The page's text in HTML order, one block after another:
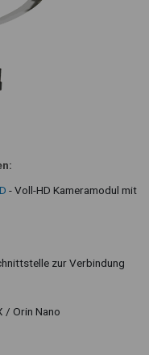
- Voll-HD Kameramodul mit
zur Verbindung
/ Orin Nano